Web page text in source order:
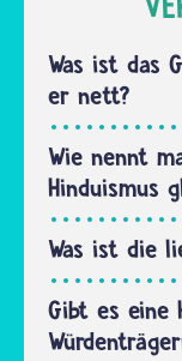
gerecht
hilft
den…
hat sie
die
gleichen
Sie ist
die
von
Shiva…
Was ist das
er nett?
Wie nennt
Hinduismus
Was ist die
Gibt es eine